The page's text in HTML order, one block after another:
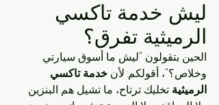
ليش خدمة تاكسي
الرميثية تفرق؟
الحين بتقولون "ليش ما أسوق سيارتي
وخلاص؟"، أقولكم: لأن خدمة تاكسي
الرميثية تخليك ترتاح، ما تشيل هم البنزين